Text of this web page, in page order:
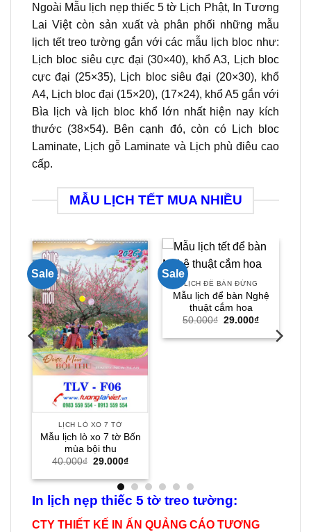
Ngoài Mẫu lịch nẹp thiếc 5 tờ Lịch Phật, In Tương
Lai Việt còn sản xuất và phân phối những mẫu
lịch tết treo tường gắn với các mẫu lịch bloc như:
Lịch bloc siêu cực đại (30×40), khổ A3, Lịch bloc
cực đại (25×35), Lịch bloc siêu đại (20×30), khổ
A4, Lịch bloc đại (15×20), (17×24), khổ A5 gắn với
Bìa lịch và lịch bloc khổ lớn nhất hiện nay kích
thước (38×54). Bên cạnh đó, còn có Lịch bloc
Laminate, Lịch gỗ Laminate và Lịch phù điêu cao
cấp.
MẪU LỊCH TẾT MUA NHIỀU
Sale
LỊCH LÒ XO 7 TỜ
Mẫu lịch lò xo 7 tờ Bốn
mùa bội thu
40.000₫ Giá
là:
40.000₫.
29.000₫Giá
tại
là:
29.000₫.
Sale
LỊCH ĐỂ BÀN ĐỨNG
Mẫu lịch để bàn Nghệ
thuật cắm hoa
50.000₫ Giá
là:
29.000₫Giá
hiện
tại
245.000₫.
In lịch nẹp thiếc 5 tờ treo tường:
CTY THIẾT KẾ IN ẤN QUẢNG CÁO TƯƠNG